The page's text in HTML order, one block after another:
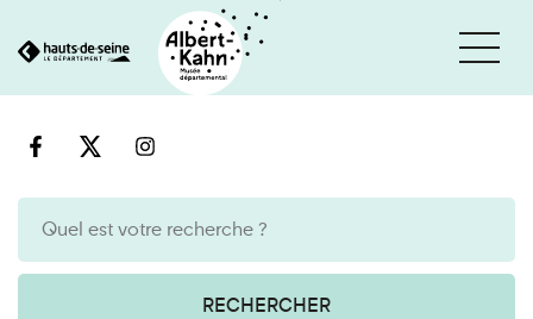
au
RECHERCHER
Cookies et traceurs utilisés sur ce site